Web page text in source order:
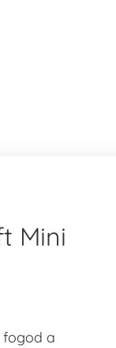
Mini
fogod a